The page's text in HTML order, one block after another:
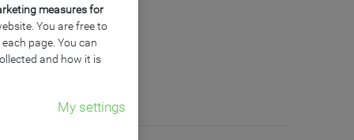
measures for
You are free to
page. You can
and how it is
My settings